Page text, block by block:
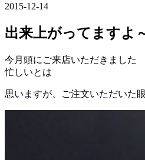
2015-12-14
出来上がってますよ
今月頭にご来店いただきました
忙しいとは
思いますが、ご注文いただいた